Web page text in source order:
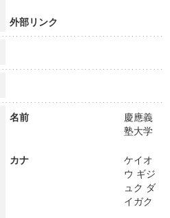
外部リンク
名前
慶應義
塾大学
カナ
ケイオ
ウ ギジ
ュク ダ
イガク